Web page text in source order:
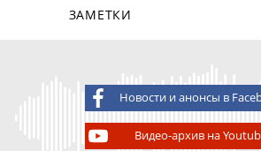
ЗАМЕТКИ
Новости и анонсы в
Видео-архив на